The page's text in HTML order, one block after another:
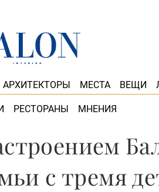
АРХИТЕКТОРЫ МЕСТА ВЕЩИ
РЕСТОРАНЫ МНЕНИЯ
с тремя